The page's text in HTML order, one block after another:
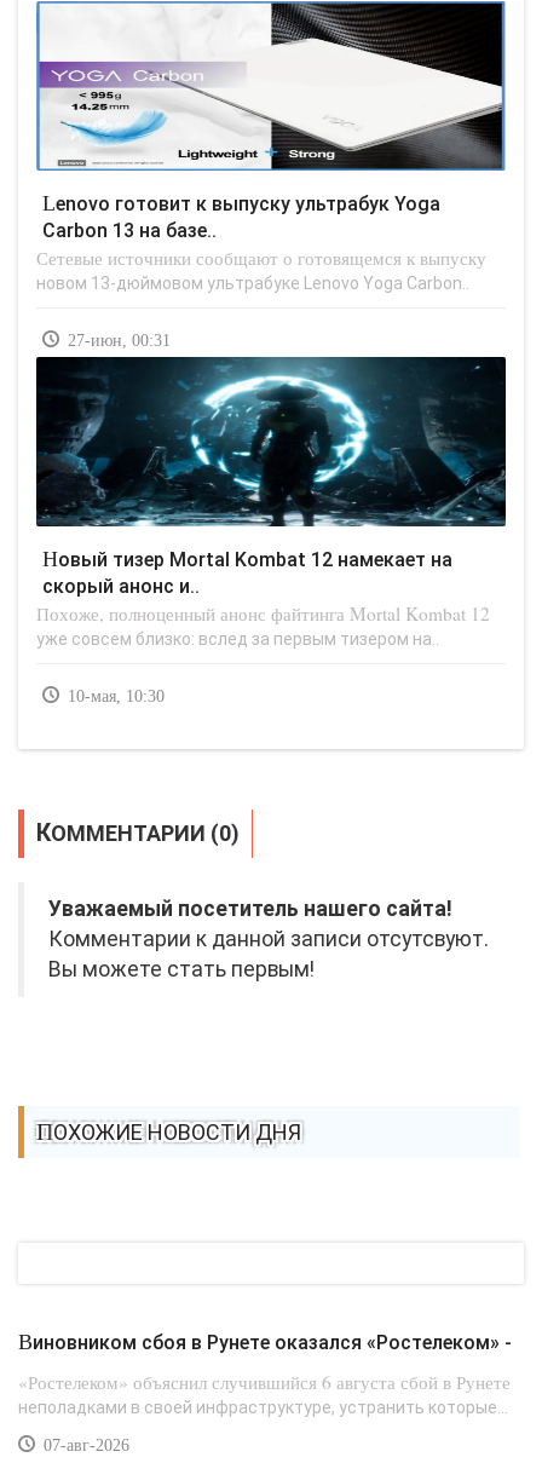
Lenovo готовит к выпуску ультрабук Yoga
Carbon 13 на базе..
Сетевые источники сообщают о готовящемся к выпуску
новом 13-дюймовом ультрабуке Lenovo Yoga Carbon..
27-июн, 00:31
Новый тизер Mortal Kombat 12 намекает на
скорый анонс и..
Похоже, полноценный анонс файтинга Mortal Kombat 12
уже совсем близко: вслед за первым тизером на..
10-мая, 10:30
КОММЕНТАРИИ (0)
Уважаемый посетитель нашего сайта!
Комментарии к данной записи отсутсвуют.
Вы можете стать первым!
ПОХОЖИЕ НОВОСТИ ДНЯ
Виновником сбоя в Рунете оказался «Ростелеком» -
«Ростелеком» объяснил случившийся 6 августа сбой в Рунете
неполадками в своей инфраструктуре, устранить которые...
07-авг-2026